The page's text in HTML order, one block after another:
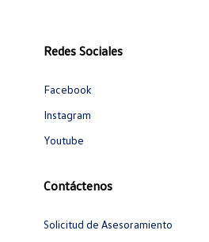
Redes Sociales
Facebook
Instagram
Youtube
Contáctenos
Solicitud de Asesoramiento